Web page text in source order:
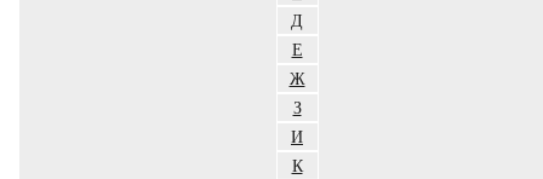
Д
Е
Ж
З
И
К